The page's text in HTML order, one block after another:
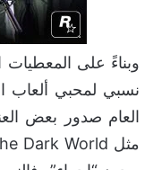
نسبي لمحبي
العام صدور بعض